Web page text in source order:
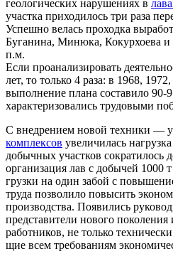
геологичес­ких нарушениях в
участка приходи­лось три раза
Успешно велась проходка
Буганина, Минюка, Кокурхоева и
п.м.
Если проанализировать
лет, то только 4 раза: в 1968,
выполнение пла­на составило 90-
характеризовались трудовы­ми
С внедрением новой техники —
комплек­сов увеличилась
добычных участков сократилось
организация лав с добы­чей 1000
грузки на один забой с
труда по­зволило повысить
производства. По­явились
представители нового
работников, не только
щие всем требованиям